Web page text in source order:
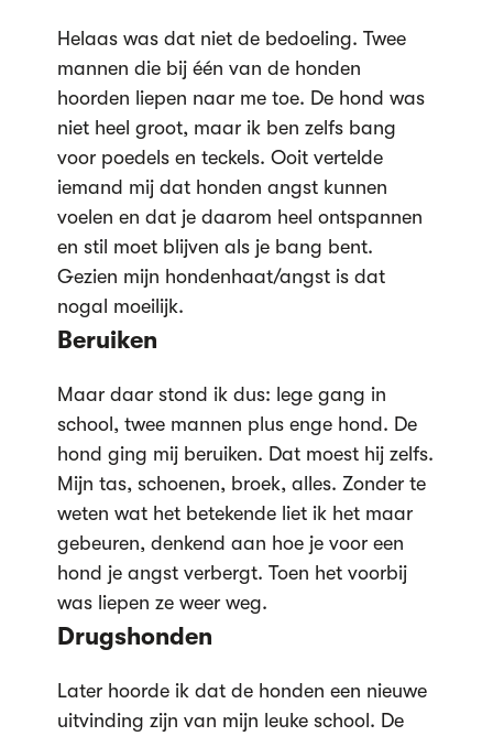
Helaas was dat niet de bedoeling. Twee
mannen die bij één van de honden
hoorden liepen naar me toe. De hond was
niet heel groot, maar ik ben zelfs bang
voor poedels en teckels. Ooit vertelde
iemand mij dat honden angst kunnen
voelen en dat je daarom heel ontspannen
en stil moet blijven als je bang bent.
Gezien mijn hondenhaat/angst is dat
nogal moeilijk.
Beruiken
Maar daar stond ik dus: lege gang in
school, twee mannen plus enge hond. De
hond ging mij beruiken. Dat moest hij zelfs.
Mijn tas, schoenen, broek, alles. Zonder te
weten wat het betekende liet ik het maar
gebeuren, denkend aan hoe je voor een
hond je angst verbergt. Toen het voorbij
was liepen ze weer weg.
Drugshonden
Later hoorde ik dat de honden een nieuwe
uitvinding zijn van mijn leuke school. De